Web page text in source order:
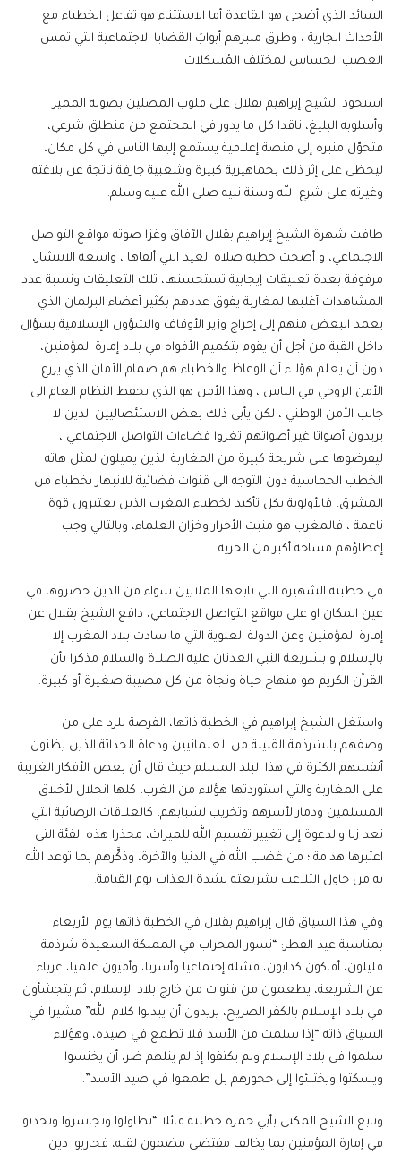
السائد الذي أضحى هو القاعدة أما الاستثناء هو تفاعل الخطباء مع
الأحداث الجارية ، وطرق منبرهم أبوابَ القضايا الاجتماعية التي تمس
العصب الحساس لمختلف المُشكلات.
استحوذ الشيخ إبراهيم بقلال على قلوب المصلين بصوته المميز
وأسلوبه البليغ، ناقدا كل ما يدور في المجتمع من منطلق شرعي،
فتحوّل منبره إلى منصة إعلامية يستمع إليها الناس في كل مكان،
ليحظى على إثر ذلك بجماهيرية كبيرة وشعبية جارفة ناتجة عن بلاغته
وغيرته على شرع الله وسنة نبيه صلى الله عليه وسلم.
طافت شهرة الشيخ إبراهيم بقلال الآفاق وغزا صوته مواقع التواصل
الاجتماعي، و أضحت خطبة صلاة العيد التي ألقاها ، واسعة الانتشار،
مرفوقة بعدة تعليقات إيجابية تستحسنها، تلك التعليقات ونسبة عدد
المشاهدات أغلبها لمغاربة يفوق عددهم بكثير أعضاء البرلمان الذي
يعمد البعض منهم إلى إحراج وزير الأوقاف والشؤون الإسلامية بسؤال
داخل القبة من أجل أن يقوم بتكميم الأفواه في بلاد إمارة المؤمنين،
دون أن يعلم هؤلاء أن الوعاظ والخطباء هم صمام الأمان الذي يزرع
الأمن الروحي في الناس ، وهذا الأمن هو الذي يحفظ النظام العام الى
جانب الأمن الوطني ، لكن يأبى ذلك بعض الاستئصاليين الذين لا
يريدون أصواتا غير أصواتهم تغزوا فضاءات التواصل الاجتماعي ،
ليفرضوها على شريحة كبيرة من المغاربة الذين يميلون لمثل هاته
الخطب الحماسية دون التوجه الى قنوات فضائية للانبهار بخطباء من
المشرق، فالأولوية بكل تأكيد لخطباء المغرب الذين يعتبرون قوة
ناعمة ، فالمغرب هو منبت الأحرار وخزان العلماء، وبالتالي وجب
إعطاؤهم مساحة أكبر من الحرية.
في خطبته الشهيرة التي تابعها الملايين سواء من الذين حضروها في
عين المكان او على مواقع التواصل الاجتماعي، دافع الشيخ بقلال عن
إمارة المؤمنين وعن الدولة العلوية التي ما سادت بلاد المغرب إلا
بالإسلام و بشريعة النبي العدنان عليه الصلاة والسلام مذكرا بأن
القرآن الكريم هو منهاج حياة ونجاة من كل مصيبة صغيرة أو كبيرة.
واستغل الشيخ إبراهيم في الخطبة ذاتها، الفرصة للرد على من
وصفهم بالشرذمة القليلة من العلمانيين ودعاة الحداثة الذين يظنون
أنفسهم الكثرة في هذا البلد المسلم حيث قال أن بعض الأفكار الغريبة
على المغاربة والتي استوردتها هؤلاء من الغرب، كلها انحلال لأخلاق
المسلمين ودمار لأسرهم وتخريب لشبابهم، كالعلاقات الرضائية التي
تعد زنا والدعوة إلى تغيير تقسيم الله للميراث، محذرا هذه الفئة التي
اعتبرها هدامة ؛ من غضب الله في الدنيا والآخرة، وذكَّرهم بما توعد الله
به من حاول التلاعب بشريعته بشدة العذاب يوم القيامة.
وفي هذا السياق قال إبراهيم بقلال في الخطبة ذاتها يوم الأربعاء
بمناسبة عيد الفطر: “تسور المحراب في المملكة السعيدة شرذمة
قليلون، أفاكون كذابون، فشلة إجتماعيا وأسريا، وأميون علميا، غرباء
عن الشريعة، يطعمون من قنوات من خارج بلاد الإسلام، ثم يتجشأون
في بلاد الإسلام بالكفر الصريح، يريدون أن يبدلوا كلام الله” مشيرا في
السياق ذاته “إذا سلمت من الأسد فلا تطمع في صيده، وهؤلاء
سلموا في بلاد الإسلام ولم يكتفوا إذ لم ينلهم ضر، أن يخنسوا
ويسكتوا ويختبئوا إلى جحورهم بل طمعوا في صيد الأسد”.
وتابع الشيخ المكنى بأبي حمزة خطبته قائلا “تطاولوا وتجاسروا وتحدثوا
في إمارة المؤمنين بما يخالف مقتضى مضمون لقبه، فحاربوا دين